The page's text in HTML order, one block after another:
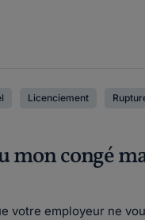
Licenciement
mon congé
votre employeur ne